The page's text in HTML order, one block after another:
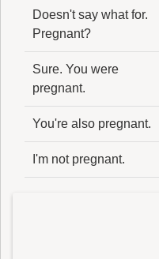
Doesn't say what for.
Pregnant?
Sure. You were
pregnant.
You're also pregnant.
I'm not pregnant.